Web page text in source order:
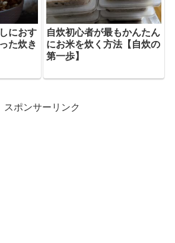
におす
た炊き
自炊初心者が最もかんたん
にお米を炊く方法【自炊の
第一歩】
スポンサーリンク